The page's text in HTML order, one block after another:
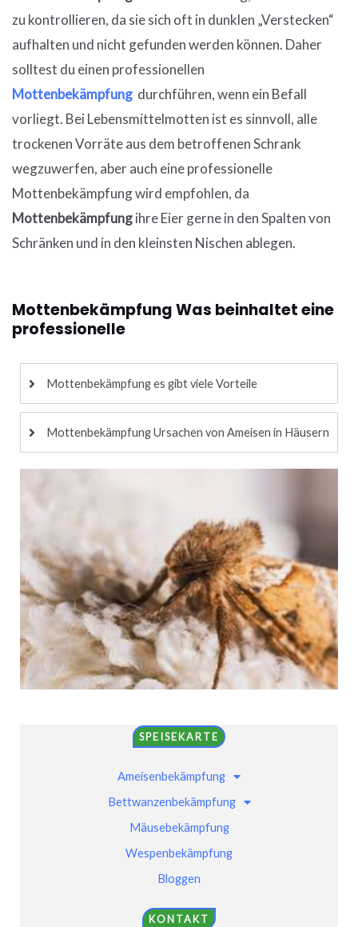
SPEISEKARTE
Ameisenbekämpfung
Bettwanzenbekämpfung
Mäusebekämpfung
Wespenbekämpfung
Bloggen
KONTAKT
zu kontrollieren, da sie sich oft in dunklen „Verstecken“
aufhalten und nicht gefunden werden können. Daher
solltest du einen professionellen
Mottenbekämpfung durchführen, wenn ein Befall
vorliegt. Bei Lebensmittelmotten ist es sinnvoll, alle
trockenen Vorräte aus dem betroffenen Schrank
wegzuwerfen, aber auch eine professionelle
Mottenbekämpfung wird empfohlen, da
Mottenbekämpfungihre Eier gerne in den Spalten von
Schränken und in den kleinsten Nischen ablegen.
Mottenbekämpfung Was beinhaltet eine
professionelle
Mottenbekämpfung es gibt viele Vorteile
Mottenbekämpfung Ursachen von Ameisen in Häusern